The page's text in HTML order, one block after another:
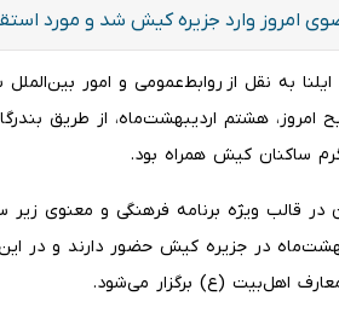
امروز وارد جزیره کیش شد و مورد
به نقل از روابط‌عمومی و امور
امروز، هشتم اردیبهشت‌ماه، از طریق
ساکنان کیش همراه بود.
در قالب ویژه ‌برنامه فرهنگی و معنوی
در جزیره کیش حضور دارند و در
اهل‌بیت (ع) برگزار می‌شود.